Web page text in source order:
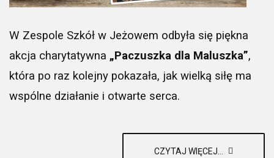
W Zespole Szkół w Jeżowem odbyła się piękna
akcja charytatywna „Paczuszka dla Maluszka”,
która po raz kolejny pokazała, jak wielką siłę ma
wspólne działanie i otwarte serca.
CZYTAJ WIĘCEJ...